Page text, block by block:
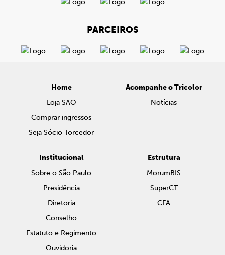
PARCEIROS
Home
Loja SAO
Comprar ingressos
Seja Sócio Torcedor
Acompanhe o Tricolor
Notícias
Institucional
Sobre o São Paulo
Presidência
Diretoria
Conselho
Estatuto e Regimento
Ouvidoria
Estrutura
MorumBIS
SuperCT
CFA